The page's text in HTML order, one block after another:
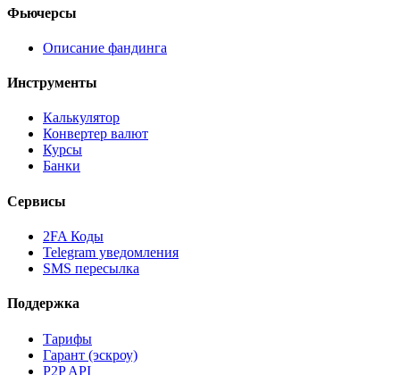
Фьючерсы
Описание фандинга
Инструменты
Калькулятор
Конвертер валют
Курсы
Банки
Сервисы
2FA Коды
Telegram уведомления
SMS пересылка
Поддержка
Тарифы
Гарант (эскроу)
P2P API